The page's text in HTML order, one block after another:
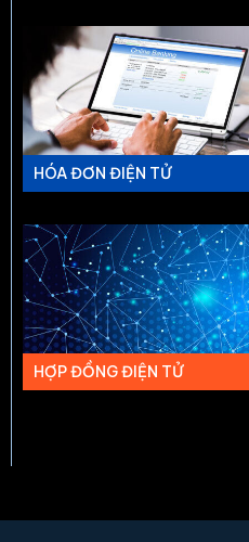
HÓA ĐƠN ĐIỆN TỬ
HỢP ĐỒNG ĐIỆN TỬ